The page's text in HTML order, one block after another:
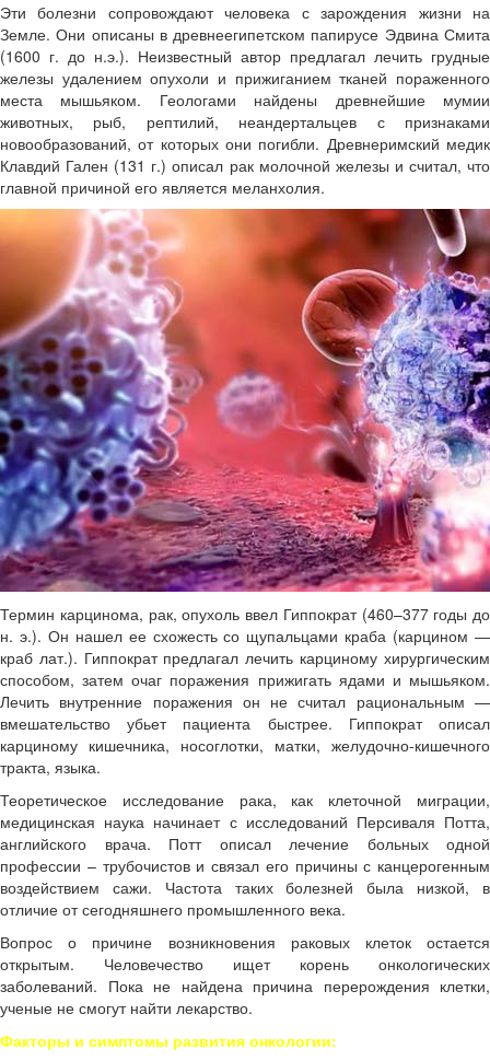
Эти болезни сопровождают человека с зарождения жизни на
Земле. Они описаны в древнеегипетском папирусе Эдвина Смита
(1600 г. до н.э.). Неизвестный автор предлагал лечить грудные
железы удалением опухоли и прижиганием тканей пораженного
места мышьяком. Геологами найдены древнейшие мумии
животных, рыб, рептилий, неандертальцев с признаками
новообразований, от которых они погибли. Древнеримский медик
Клавдий Гален (131 г.) описал рак молочной железы и считал, что
главной причиной его является меланхолия.
Термин карцинома, рак, опухоль ввел Гиппократ (460–377 годы до
н. э.). Он нашел ее схожесть со щупальцами краба (карцином —
краб лат.). Гиппократ предлагал лечить карциному хирургическим
способом, затем очаг поражения прижигать ядами и мышьяком.
Лечить внутренние поражения он не считал рациональным —
вмешательство убьет пациента быстрее. Гиппократ описал
карциному кишечника, носоглотки, матки, желудочно-кишечного
тракта, языка.
Теоретическое исследование рака, как клеточной миграции,
медицинская наука начинает с исследований Персиваля Потта,
английского врача. Потт описал лечение больных одной
профессии – трубочистов и связал его причины с канцерогенным
воздействием сажи. Частота таких болезней была низкой, в
отличие от сегодняшнего промышленного века.
Вопрос о причине возникновения раковых клеток остается
открытым. Человечество ищет корень онкологических
заболеваний. Пока не найдена причина перерождения клетки,
ученые не смогут найти лекарство.
Факторы и симптомы развития онкологии: